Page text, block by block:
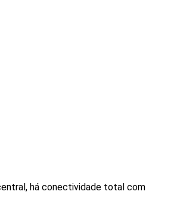
há conectividade total com